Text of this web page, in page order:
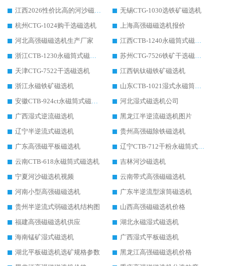
江西2026性价比高的河沙磁选机生产厂家工作原理(通俗 + 专业双版，适配产品文案/介绍使用)
无锡CTG-1030选铁矿磁选机
杭州CTG-1024购干选磁选机
上海高强磁磁选机报价
河北高强磁磁选机生产厂家
江西CTB-1240永磁筒式磁选机厂家
浙江CTB-1230永磁筒式磁选机生产厂家
苏州CTG-7526铁矿干选磁选机
天津CTG-7522干选磁选机
江西钒钛磁铁矿磁选机
浙江永磁铁矿磁选机
山东CTB-1021湿式永磁筒式磁选机
安徽CTB-924ct永磁筒式磁选机
河北湿式磁选机公司
广西湿式逆流磁选机
黑龙江半逆流磁选机图片
辽宁半逆流式磁选机
贵州高强磁除铁磁选机
广东高强磁平板磁选机
辽宁CTB-712干粉永磁筒式磁选机
云南CTB-618永磁筒式磁选机
吉林河沙磁选机
宁夏河沙磁选机视频
云南带式高强磁磁选机
河南小型高强磁磁选机
广东半逆流型滚筒磁选机
贵州半逆流式弱磁选机结构图
山西高强磁磁选机价格
福建高强磁磁选机供应
湖北永磁湿式磁选机
海南锰矿湿式磁选机
广西湿式平板磁选机
湖北平板磁选机选矿规格参数
黑龙江高强磁磁选机价格